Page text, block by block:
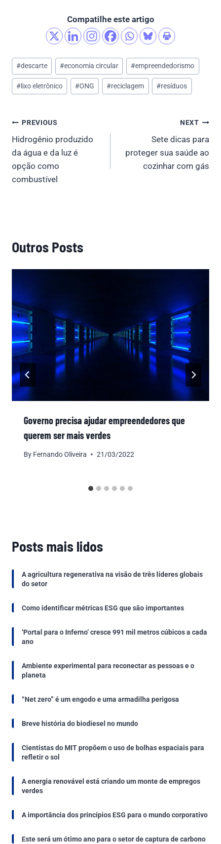
Compatilhe este artigo
Post
Tags:
#descarte #economia circular #empreendedorismo
# lixo eletrônico #ONG #reciclagem #resíduos
Post
navigation
PREVIOUS
Hidrogênio produzido
da água e da luz é
opção como
combustível
NEXT
Sete dicas para
proteger sua saúde ao
cozinhar com gás
Outros Posts
Governo precisa ajudar empreendedores que
querem ser mais verdes
By Fernando Oliveira 21/03/2022
Posts mais lidos
A agricultura regenerativa na visão de três líderes globais
do setor
Como identificar métricas ESG que são importantes
‘Portal para o Inferno’ cresce 991 mil metros cúbicos a cada
ano
Ambiente experimental para reconectar as pessoas e o
planeta
“Net zero” é um engodo e uma armadilha perigosa
Breve história do biodiesel no mundo
Cientistas do MIT propõem o uso de bolhas espaciais para
refletir o sol
A energia renovável está criando um monte de empregos
verdes
A importância dos princípios ESG para o mundo corporativo
Este será um ótimo ano para o setor de captura de carbono